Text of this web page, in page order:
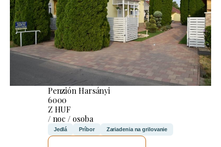
Penzión Harsányi
6000
Z HUF
/ noc / osoba
Jedlá Príbor Zariadenia na grilovanie